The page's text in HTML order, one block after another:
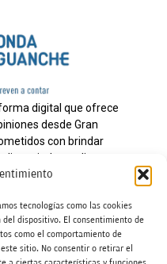
tecnologías como las cookies
dispositivo. El consentimiento de
como el comportamiento de
sitio. No consentir o retirar el
digital que ofrece
desde Gran
con brindar
independiente a